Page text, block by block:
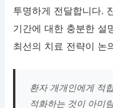
투명하게 전달합니다.
기간에 대한 충분한 설
최선의 치료 전략이 논
환자 개개인에게 적
적화하는 것이 아미